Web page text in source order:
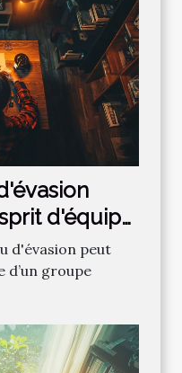
d'équipe
d'évasion peut
groupe